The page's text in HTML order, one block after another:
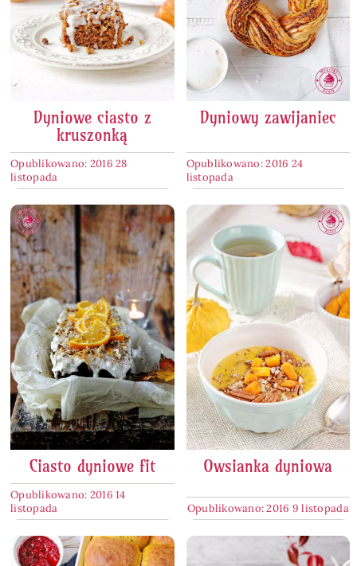
Dyniowe ciasto z
kruszonką
Opublikowano: 2016 28
listopada
Dyniowy zawijaniec
Opublikowano: 2016 24
listopada
Ciasto dyniowe fit
Opublikowano: 2016 14
listopada
Owsianka dyniowa
Opublikowano: 2016 9 listopada